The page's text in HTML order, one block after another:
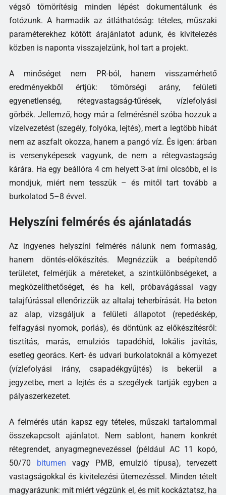
végső tömörítésig minden lépést dokumentálunk és
fotózunk. A harmadik az átláthatóság: tételes, műszaki
paraméterekhez kötött árajánlatot adunk, és kivitelezés
közben is naponta visszajelzünk, hol tart a projekt.
A minőséget nem PR-ból, hanem visszamérhető
eredményekből értjük: tömörségi arány, felületi
egyenetlenség, rétegvastagság-tűrések, vízlefolyási
görbék. Jellemző, hogy már a felmérésnél szóba hozzuk a
vízelvezetést (szegély, folyóka, lejtés), mert a legtöbb hibát
nem az aszfalt okozza, hanem a pangó víz. És igen: árban
is versenyképesek vagyunk, de nem a rétegvastagság
kárára. Ha egy beállóra 4 cm helyett 3-at írni olcsóbb, el is
mondjuk, miért nem tesszük – és mitől tart tovább a
burkolatod 5–8 évvel.
Helyszíni felmérés és ajánlatadás
Az ingyenes helyszíni felmérés nálunk nem formaság,
hanem döntés-előkészítés. Megnézzük a beépítendő
területet, felmérjük a méreteket, a szintkülönbségeket, a
megközelíthetőséget, és ha kell, próbavágással vagy
talajfúrással ellenőrizzük az altalaj teherbírását. Ha beton
az alap, vizsgáljuk a felületi állapotot (repedéskép,
felfagyási nyomok, porlás), és döntünk az előkészítésről:
tisztítás, marás, emulziós tapadóhíd, lokális javítás,
esetleg georács. Kert- és udvari burkolatoknál a környezet
(vízlefolyási irány, csapadékgyűjtés) is bekerül a
jegyzetbe, mert a lejtés és a szegélyek tartják egyben a
pályaszerkezetet.
A felmérés után kapsz egy tételes, műszaki tartalommal
összekapcsolt ajánlatot. Nem sablont, hanem konkrét
rétegrendet, anyagmegnevezéssel (például AC 11 kopó,
50/70
bitumen vagy PMB, emulzió típusa), tervezett
vastagságokkal és kivitelezési ütemezéssel. Minden tételt
magyarázunk: mit miért végzünk el, és mit kockáztatsz, ha